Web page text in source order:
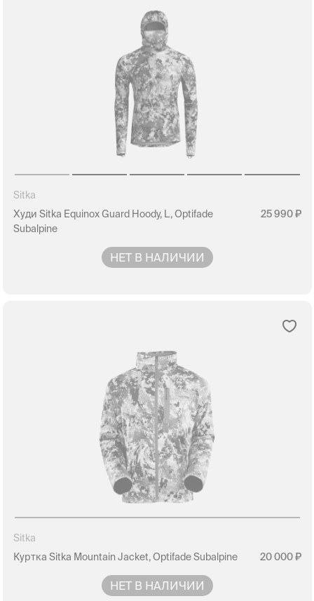
Sitka
Худи Sitka Equinox Guard Hoody, L, Optifade
Subalpine
25 990
НЕТ В НАЛИЧИИ
Sitka
Куртка Sitka Mountain Jacket, Optifade Subalpine
20 000
НЕТ В НАЛИЧИИ